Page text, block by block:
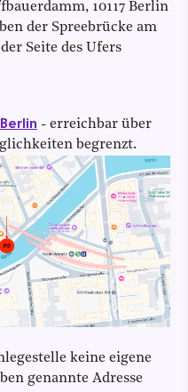
10117 Berlin
der Spreebrücke am
Seite des Ufers
- erreichbar über
begrenzt.
keine eigene
genannte Adresse